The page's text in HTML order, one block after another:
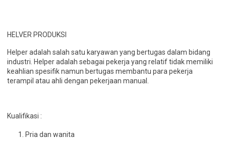
HELVER PRODUKSI
Helper adalah salah satu karyawan yang bertugas dalam bidang
industri. Helper adalah sebagai pekerja yang relatif tidak memiliki
keahlian spesifik namun bertugas membantu para pekerja
terampil atau ahli dengan pekerjaan manual.
Kualifikasi :
Pria dan wanita